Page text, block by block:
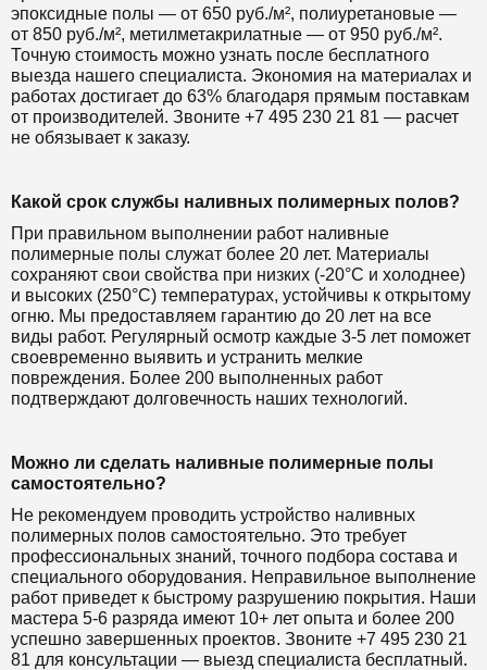
эпоксидные полы — от 650 руб./м², полиуретановые —
от 850 руб./м², метилметакрилатные — от 950 руб./м².
Точную стоимость можно узнать после бесплатного
выезда нашего специалиста. Экономия на материалах и
работах достигает до 63% благодаря прямым поставкам
от производителей. Звоните +7 495 230 21 81 — расчет
не обязывает к заказу.
Какой срок службы наливных полимерных полов?
При правильном выполнении работ наливные
полимерные полы служат более 20 лет. Материалы
сохраняют свои свойства при низких (-20°C и холоднее)
и высоких (250°C) температурах, устойчивы к открытому
огню. Мы предоставляем гарантию до 20 лет на все
виды работ. Регулярный осмотр каждые 3-5 лет поможет
своевременно выявить и устранить мелкие
повреждения. Более 200 выполненных работ
подтверждают долговечность наших технологий.
Можно ли сделать наливные полимерные полы
самостоятельно?
Не рекомендуем проводить устройство наливных
полимерных полов самостоятельно. Это требует
профессиональных знаний, точного подбора состава и
специального оборудования. Неправильное выполнение
работ приведет к быстрому разрушению покрытия. Наши
мастера 5-6 разряда имеют 10+ лет опыта и более 200
успешно завершенных проектов. Звоните +7 495 230 21
81 для консультации — выезд специалиста бесплатный.